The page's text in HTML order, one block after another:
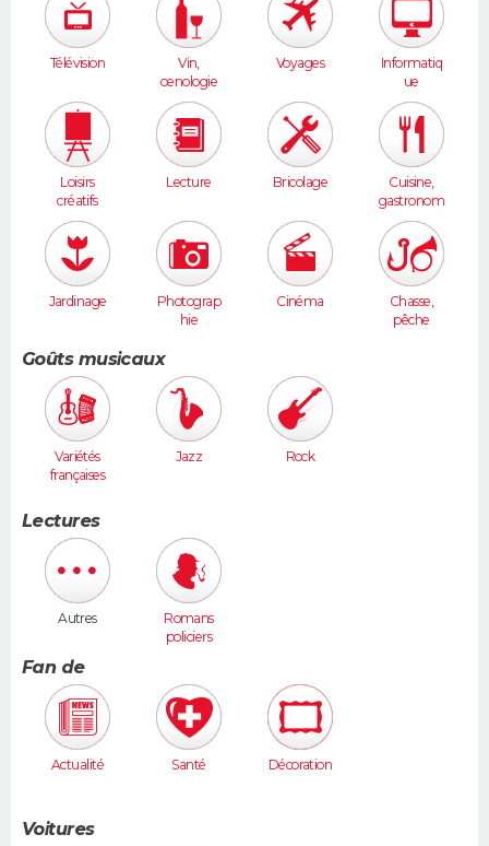
Télévision
Vin,
oenologie
Voyages
Informatiq
ue
Loisirs
créatifs
Lecture Bricolage
Cuisine,
gastronom
ie
Jardinage
Photograp
hie
Cinéma
Chasse,
pêche
Goûts musicaux
Variétés
françaises
Jazz Rock
Lectures
Autres
Romans
policiers
Fan de
Actualité Santé Décoration
Voitures